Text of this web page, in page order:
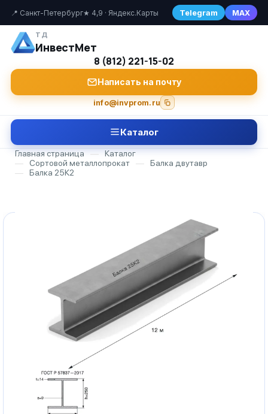
📍 Санкт-Петербург★ 4,9 · Яндекс.Карты Telegram MAX
ТД
ИнвестМет
8 (812) 221-15-02
Написать на почту
info@invprom.ru
Каталог
Главная страница —
Каталог
—
Сортовой металлопрокат —
Балка двутавр
—
Балка 25К2